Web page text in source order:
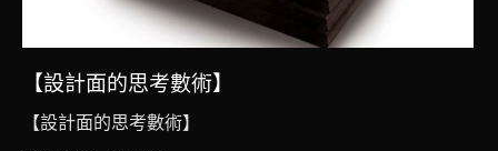
【設計面的思考數術】
【設計面的思考數術】